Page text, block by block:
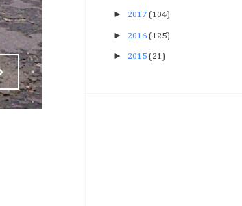
► 2017 (104)
► 2016 (125)
► 2015 (21)